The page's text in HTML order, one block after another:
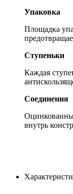
Упаковка
Площадка
Ступеньки
Каждая
Соединения
внутрь